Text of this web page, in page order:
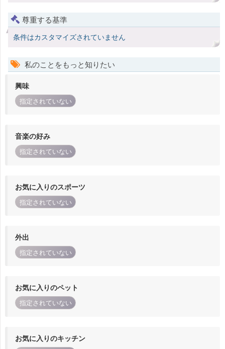
尊重する基準
条件はカスタマイズされていません
私のことをもっと知りたい
興味
指定されていない
音楽の好み
指定されていない
お気に入りのスポーツ
指定されていない
外出
指定されていない
お気に入りのペット
指定されていない
お気に入りのキッチン